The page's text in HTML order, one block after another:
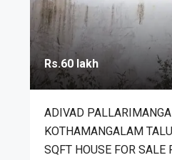
Rs.60 lakh
ADIVAD
KOTHAMANGALAM
SQFT HOUSE FOR SALE